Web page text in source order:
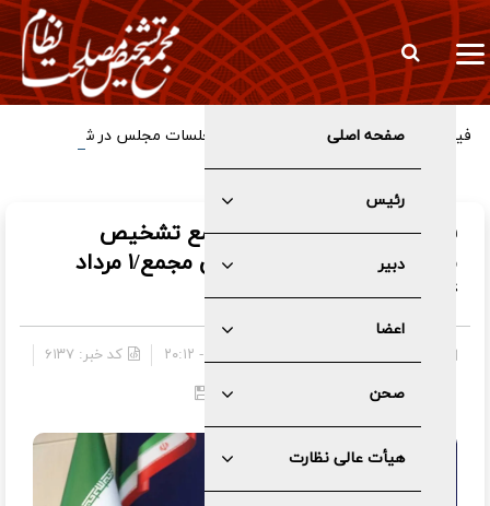
صفحه اصلی
رئیس
دبیر
اعضا
صحن
هیأت عالی نظارت
فیلم/ هیات عالی نظارت سازوکار برگزاری جلسات مجلس در شرایط
اضطرار را تایید کرد
فیلم / گزارش سخنگوی مجمع تشخیص
مصلحت نظام از جلسه صحن مجمع/۱ مرداد
۱۴۰۴
کد خبر: ۶۱۳۷